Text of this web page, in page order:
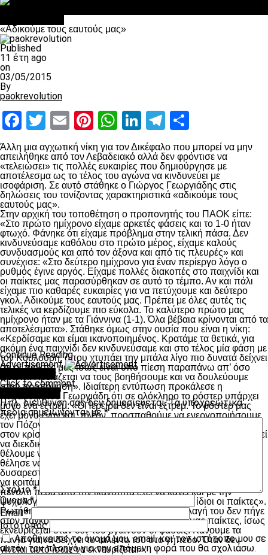
«Αδικούμε τους εαυτούς μας»
Published
11 έτη ago
on
03/05/2015
By
paokrevolution
Facebook
Twitter
EmailPinterest
WhatsApp
LinkedIn
Telegram
Άλλη μια αγχωτική νίκη για τον Δικέφαλο που μπορεί να μην
απειλήθηκε από τον Λεβαδειακό αλλά δεν φρόντισε να
«τελειώσει» τις πολλές ευκαιρίες που δημιούργησε με
αποτέλεσμα ως το τέλος του αγώνα να κινδυνεύει με
ισοφάριση. Σε αυτό στάθηκε ο Γιώργος Γεωργιάδης στις
δηλώσεις του τονίζοντας χαρακτηριστικά «αδικούμε τους
εαυτούς μας».
Στην αρχική του τοποθέτηση ο προπονητής του ΠΑΟΚ είπε:
«Στο πρώτο ημίχρονο είχαμε αρκετές φάσεις και το 1-0 ήταν
φτωχό. Φάνηκε ότι είχαμε πρόβλημα στην τελική πάσα. Δεν
κινδυνεύσαμε καθόλου στο πρώτο μέρος, είχαμε καλούς
συνδυασμούς και από τον άξονα και από τις πλευρές» και
συνέχισε: «Στο δεύτερο ημίχρονο για έναν περίεργο λόγο ο
ρυθμός έγινε αργός. Είχαμε πολλές διακοπές στο παιχνίδι και
οι παίκτες μας παρασύρθηκαν σε αυτό το τέμπο. Αν και πάλι
είχαμε πιο καθαρές ευκαιρίες για να πετύχουμε και δεύτερο
γκολ. Αδικούμε τους εαυτούς μας. Πρέπει με όλες αυτές τις
τελικές να κερδίζουμε πιο εύκολα. Το καλύτερο πρώτο μας
ημίχρονο ήταν με τα Γιάννινα (1-1). Όλα βέβαια κρίνονται από τα
αποτελέσματα». Στάθηκε όμως στην ουσία που είναι η νίκη:
«Κερδίσαμε και είμαι ικανοποιημένος. Κρατάμε τα θετικά, για
ακόμη ένα παιχνίδι δεν κινδυνεύσαμε και στο τέλος μία φάση με
τον Κουλούρη, όπου χτυπάει την μπάλα λίγο πιο δυνατά δείχνει
ότι οι παίκτες μας ίσως είναι υπό πίεση παραπάνω απ’ όσο
πρέπει. Χρειάζεται να τους βοηθήσουμε και να δουλεύουμε
στην προπόνηση». Ιδιαίτερη εντύπωση προκάλεσε η
παραδοχή του Γεωργιάδη ότι σε ολόκληρο το ρόστερ υπάρχει
μόνο ένα εξτρέμ: «ΟΠερέιρα δεν είναι εξτρέμ. Το ρόστερ μας
έχει μόνο έναν και, πλέον, προσπαθούμε να ενεργοποιήσουμε
τον Πόζογλου που παίζει σε αυτή τη θέση». Αναφέρθηκε και
στον κρίσιμο αγώνα με τον Πανιώνιο όπου εκεί ο ΠΑΟΚ μπορεί
να διεκδικήσει και 3ο βαθμό: «Εμείς είμαστε δεύτεροι και
θέλουμε να παραμείνουμε εκεί, θα πάμε για τη νίκη» ενώ δε
θέλησε να δώσει συνέχεια στο περιστατικό όπου ο Μακ έδειξε
δυσαρεστημένος που δεν εκτέλεσε το πέναλτυ: «Όλοι πρέπει
να κοιτάμε την ομάδα και όχι τον εαυτό μας, αν έγινε κάτι. Το
πέναλτι πέρα από την ικανότητα έχει να κάνει και με την
ψυχολογία. Είναι καλύτερα να αποφασίζουν οι ίδιοι οι παίκτες».
Ρωτήθηκε και για τον Νομπόα που με την αλλαγή του δεν πήγε
στον πάγκο: «Είναι από τους πιο ποιοτικούς μας παίκτες, ίσως
εκνευρίζεται όταν δεν του βγαίνουν οι φάσεις. Κάνουμε τα
πάντα για να δείχνει το ταλέντο του στο γήπεδο. Όταν δεν
γίνεται αυτό ίσως να εκνευρίζεται».
Continue Reading
Advertisement
Click to comment
Η ηλ. διεύθυνση σας δεν δημοσιεύεται. Τα υποχρεωτικά
πεδία σημειώνονται με*
Σχόλιο*
Όνομα*
Email*
Ιστότοπος
Αποθήκευσε το όνομά μου, email, και τον ιστότοπο μου σε
αυτόν τον πλοηγό για την επόμενη φορά που θα σχολιάσω.